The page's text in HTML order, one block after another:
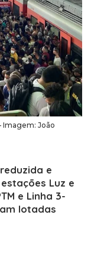
Imagem: João
e
Luz e
e Linha 3-
lotadas